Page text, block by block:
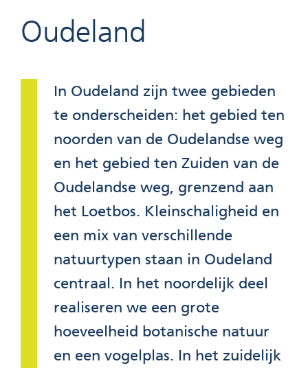
Oudeland
In Oudeland zijn twee gebieden
te onderscheiden: het gebied ten
noorden van de Oudelandse weg
en het gebied ten Zuiden van de
Oudelandse weg, grenzend aan
het Loetbos. Kleinschaligheid en
een mix van verschillende
natuurtypen staan in Oudeland
centraal. In het noordelijk deel
realiseren we een grote
hoeveelheid botanische natuur
en een vogelplas. In het zuidelijk